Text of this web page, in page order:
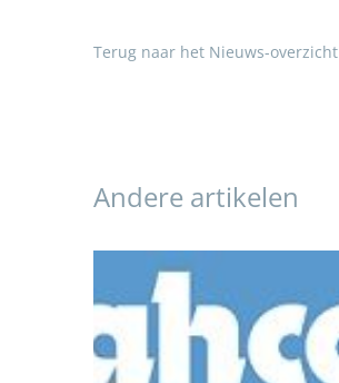
Terug naar het Nieuws-overzicht
Andere artikelen